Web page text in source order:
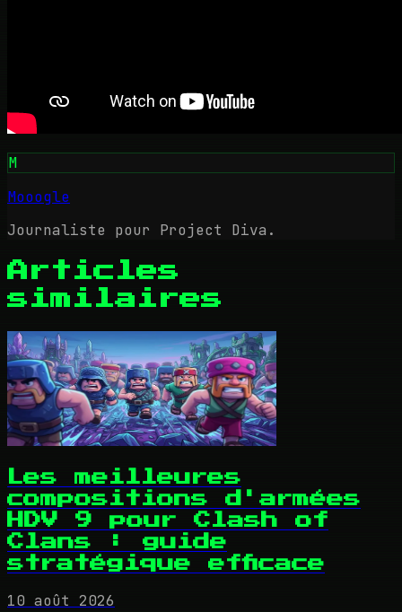
M
Mooogle
Journaliste pour Project Diva.
Articles
similaires
Les meilleures
compositions d'armées
HDV 9 pour Clash of
Clans : guide
stratégique efficace
10 août 2026